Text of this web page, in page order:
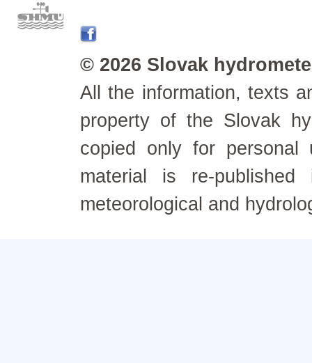
© 2026 Slovak
All the information, texts
property of the Slovak
copied only for personal
material is re-
meteorological and